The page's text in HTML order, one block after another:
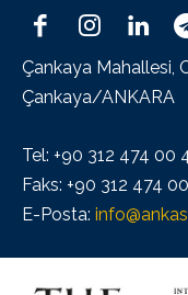
Çankaya Mahallesi,
Çankaya/ANKARA
Tel: +90 312 474 00
Faks: +90 312 474
E-Posta: